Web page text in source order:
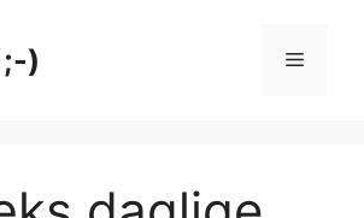
) Meny